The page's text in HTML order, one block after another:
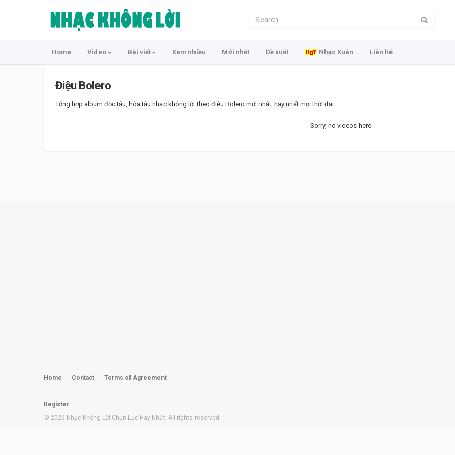
Home Video Bài viết Xem nhiều Mới nhất Đề xuất Nhạc Xuân Liên hệ
Điệu Bolero
Tổng hợp album độc tấu, hòa tấu nhạc không lời theo điệu Bolero mới nhất, hay nhất mọi thời đại
Sorry, no videos here.
Home Contact Terms of Agreement
Register
© 2026 Nhạc Không Lời Chọn Lọc Hay Nhất. All rights reserved